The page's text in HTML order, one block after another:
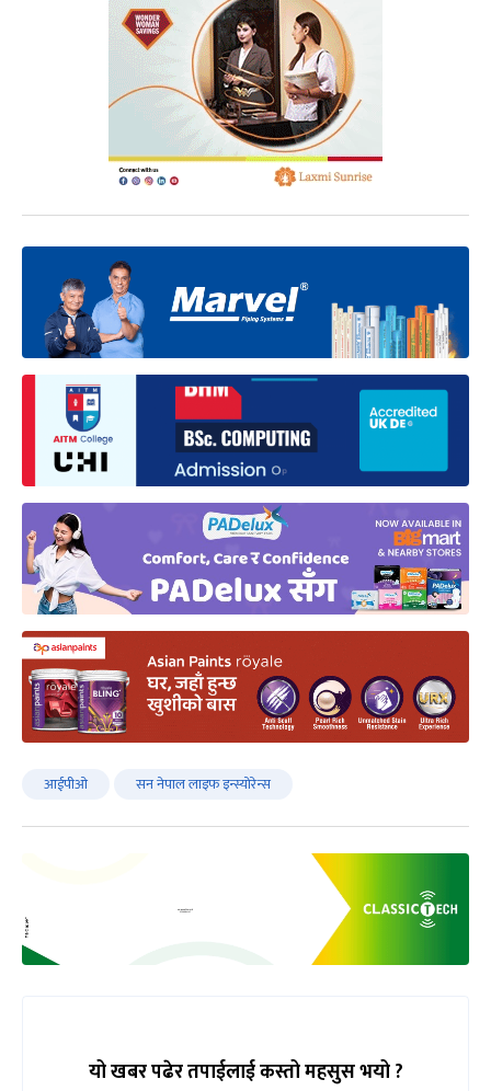
आईपीओ सन नेपाल लाइफ इन्स्योरेन्स
यो खबर पढेर तपाईलाई कस्तो महसुस भयो ?